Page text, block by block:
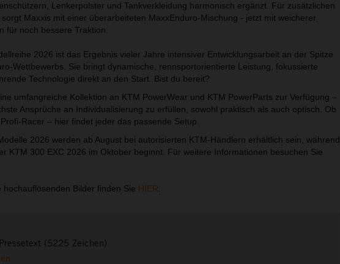
Lenkerpolster und Tankverkleidung harmonisch ergänzt. Für zusätzlichen
Maxxis mit einer überarbeiteten MaxxEnduro-Mischung - jetzt mit weicherer
für noch bessere Traktion.
2026 ist das Ergebnis vieler Jahre intensiver Entwicklungsarbeit an der Spitze
Wettbewerbs. Sie bringt dynamische, rennsportorientierte Leistung, fokussierte
Technologie direkt an den Start. Bist du bereit?
umfangreiche Kollektion an KTM PowerWear und KTM PowerParts zur Verfügung –
Ansprüche an Individualisierung zu erfüllen, sowohl praktisch als auch optisch. Ob
Racer – hier findet jeder das passende Setup.
2026 werden ab August bei autorisierten KTM-Händlern erhältlich sein, während
KTM 300 EXC 2026 im Oktober beginnt. Für weitere Informationen besuchen Sie
hochauflösenden Bilder finden Sie HIER.
Pressetext (5225 Zeichen)